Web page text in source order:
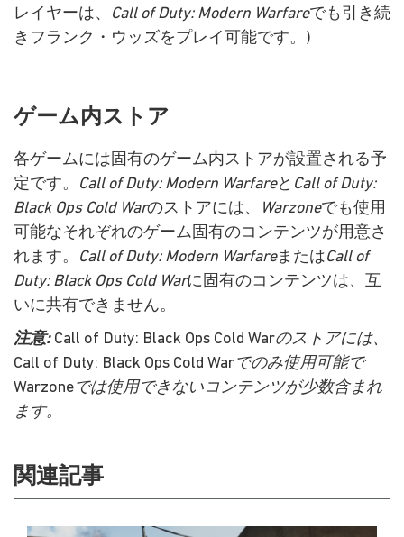
レイヤーは、
Call of Duty: Modern Warfareでも引き続
きフランク・ウッズをプレイ可能です。)
ゲーム内ストア
各ゲームには固有のゲーム内ストアが設置される予
定です。
Call of Duty: Modern Warfareと Call of Duty:
Black Ops Cold Warのストアには、 Warzoneでも使用
可能なそれぞれのゲーム固有のコンテンツが用意さ
れます。
Call of Duty: Modern WarfareまたはCall of
Duty: Black Ops Cold Warに固有のコンテンツは、互
いに共有できません。
注意: Call of Duty: Black Ops Cold Warのストアには、
Call of Duty: Black Ops Cold Warでのみ使用可能で
Warzoneでは使用できないコンテンツが少数含まれ
ます。
関連記事